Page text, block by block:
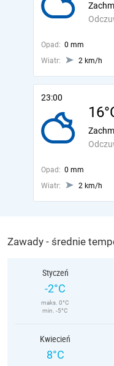
Opad: 0 mm
Wiatr:
2 km/h
23:00
Opad: 0 mm
Wiatr:
2 km/h
Zawady - średnie
Styczeń
-2°C
maks. 0°C
min. -5°C
Kwiecień
8°C